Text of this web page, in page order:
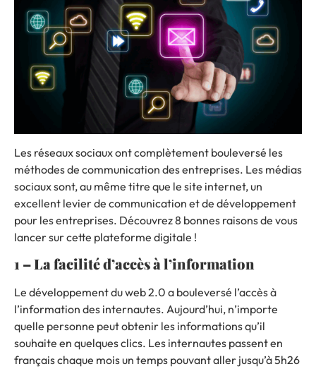
Les réseaux sociaux ont complètement bouleversé les
méthodes de communication des entreprises. Les médias
sociaux sont, au même titre que le site internet, un
excellent levier de communication et de développement
pour les entreprises. Découvrez 8 bonnes raisons de vous
lancer sur cette plateforme digitale !
1 – La facilité d’accès à l’information
Le développement du web 2.0 a bouleversé l’accès à
l’information des internautes. Aujourd’hui, n’importe
quelle personne peut obtenir les informations qu’il
souhaite en quelques clics. Les internautes passent en
français chaque mois un temps pouvant aller jusqu’à 5h26